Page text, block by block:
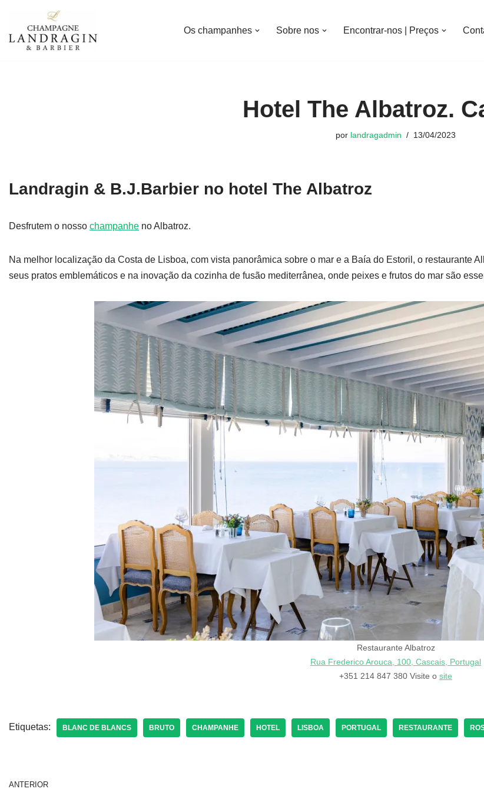
Avançar
para
Os champanhes Sobre nos Encontrar-nos | Preços
Hotel The Albatroz.
por landragadmin 13/04/2023
Landragin & B.J.Barbier no hotel The Albatroz
Desfrutem o nosso champanhe no Albatroz.
Na melhor localização da Costa de Lisboa, com vista panorâmica sobre o mar e a Baía do Estoril, o restaurante
seus pratos emblemáticos e na inovação da cozinha de fusão mediterrânea, onde peixes e frutos do mar são
Restaurante Albatroz
Rua Frederico Arouca, 100, Cascais, Portugal
+351 214 847 380 Visite o site
Etiquetas: BLANC DE BLANCS BRUTO CHAMPANHE HOTEL LISBOA PORTUGAL RESTAURANTE
ANTERIOR